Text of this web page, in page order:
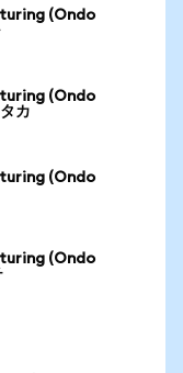
(Ondo
(Ondo
カ
(Ondo
(Ondo